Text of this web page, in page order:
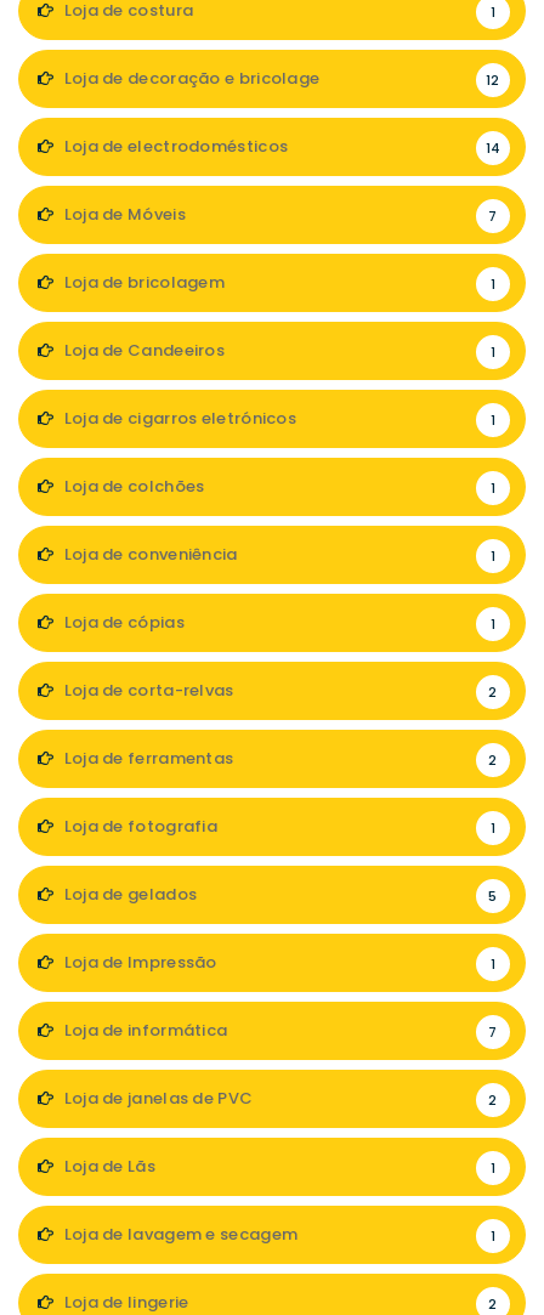
Loja de costura 1
Loja de decoração e bricolage 12
Loja de electrodomésticos 14
Loja de Móveis 7
Loja de bricolagem 1
Loja de Candeeiros 1
Loja de cigarros eletrónicos 1
Loja de colchões 1
Loja de conveniência 1
Loja de cópias 1
Loja de corta-relvas 2
Loja de ferramentas 2
Loja de fotografia 1
Loja de gelados 5
Loja de Impressão 1
Loja de informática 7
Loja de janelas de PVC 2
Loja de Lãs 1
Loja de lavagem e secagem 1
Loja de lingerie 2